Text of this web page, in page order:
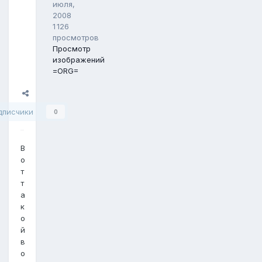
июля,
2008
1 126
просмотров
Просмотр
изображений
=ORG=
0
В
о
т
т
а
к
о
й
в
о